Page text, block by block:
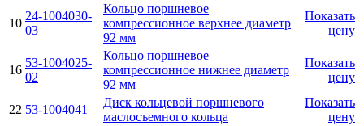
10
24-1004030-
03
Кольцо поршневое
компрессионное верхнее диаметр
92 мм
Показать
цену
16
53-1004025-
02
Кольцо поршневое
компрессионное нижнее диаметр
92 мм
Показать
цену
22 53-1004041
Диск кольцевой поршневого
маслосъемного кольца
Показать
цену